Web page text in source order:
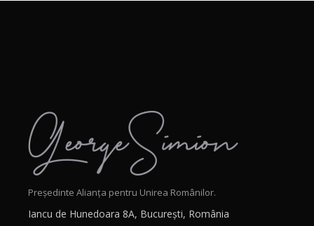
Președinte Alianța pentru Unirea Românilor.
Iancu de Hunedoara 8A, București, România